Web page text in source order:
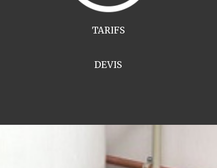
TARIFS
DEVIS